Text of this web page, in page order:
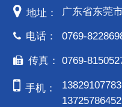
地址： 广东省东莞
电话： 0769-
传真： 0769-
手机：